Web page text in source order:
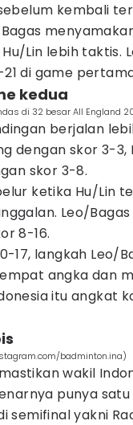
kembali
Lin lebih taktis.
di game
kedua
di 32 besar All England
berjalan
dengan skor 3-3,
skor 3-8.
ketika Hu/Lin
Leo/
8-16.
17, langkah Leo/
angka dan
itu angkat
badminton.ina)
wakil
punya
semifinal yakni